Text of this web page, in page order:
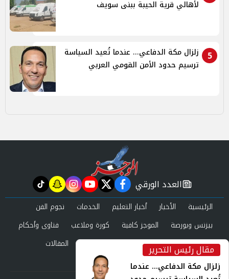
لأهالي قرية الحيبة ببنى سويف
5
زلزال مكة الدفاعي... عندما تُعيد السياسة
ترسيم حدود الأمن القومي العربي
مقال رئيس التحرير
زلزال مكة الدفاعي... عندما
newspaper
العدد الورقي facebook
twitter
youtube
instagram
snapchat
tiktok
الرئيسية الأخبار أخبار التعليم الخدمات
نجوم الفن
بيزنس وبورصة
الموجز كافية كورة وملاعب
فتاوى وأحكام
صحة وجمال
عرب وعالم حوادث ومحاكم
المقالات
العدد الورقي